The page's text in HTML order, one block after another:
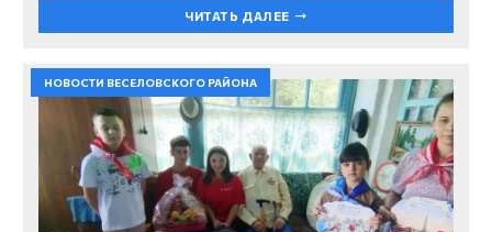
ЧИТАТЬ ДАЛЕЕ
НОВОСТИ ВЕСЕЛОВСКОГО РАЙОНА